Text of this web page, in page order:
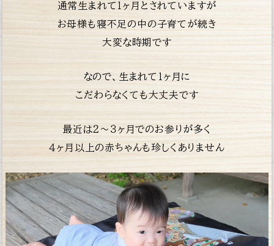
通常生まれて１ヶ月とされていますが
お母様も寝不足の中の子育てが続き
大変な時期です
なので、生まれて１ヶ月に
こだわらなくても大丈夫です
最近は２〜３ヶ月でのお参りが多く
４ヶ月以上の赤ちゃんも珍しくありません